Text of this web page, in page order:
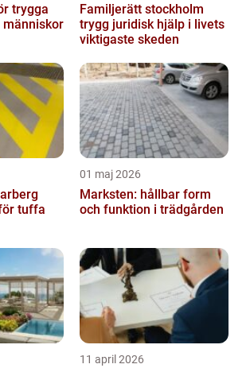
trygga
människor
Familjerätt stockholm
trygg juridisk hjälp i livets
viktigaste skeden
tuffa
01 maj 2026
Marksten: hållbar form
och funktion i trädgården
11 april 2026